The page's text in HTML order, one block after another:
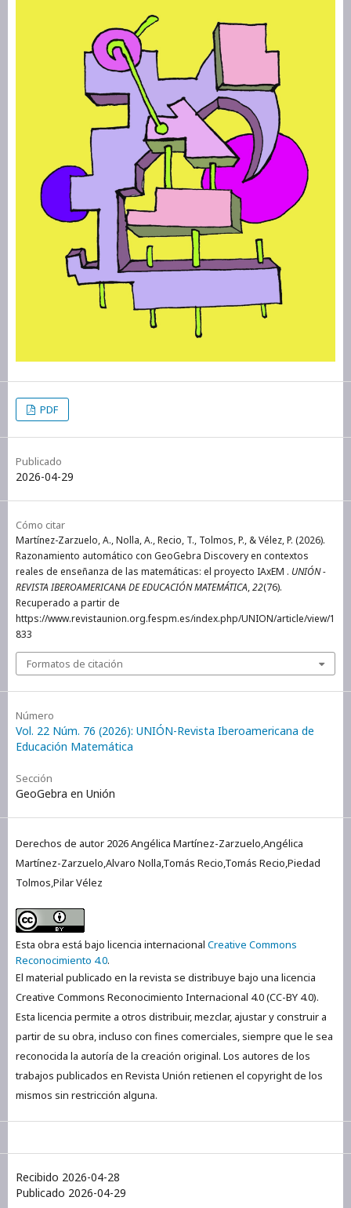
PDF
Publicado
2026-04-29
Cómo citar
Martínez-Zarzuelo, A., Nolla, A., Recio, T., Tolmos, P., & Vélez, P. (2026).
Razonamiento automático con GeoGebra Discovery en contextos
reales de enseñanza de las matemáticas: el proyecto IAxEM . UNIÓN -
REVISTA IBEROAMERICANA DE EDUCACIÓN MATEMÁTICA,22(76).
Recuperado a partir de
https://www.revistaunion.org.fespm.es/index.php/UNION/article/view/1
833
Formatos de citación
Número
Vol. 22 Núm. 76 (2026): UNIÓN-Revista Iberoamericana de
Educación Matemática
Sección
GeoGebra en Unión
Derechos de autor 2026 Angélica Martínez-Zarzuelo,Angélica
Martínez-Zarzuelo,Alvaro Nolla,Tomás Recio,Tomás Recio,Piedad
Tolmos,Pilar Vélez
Esta obra está bajo licencia internacional Creative Commons
Reconocimiento 4.0.
El material publicado en la revista se distribuye bajo una licencia
Creative Commons Reconocimiento Internacional 4.0 (CC-BY 4.0).
Esta licencia permite a otros distribuir, mezclar, ajustar y construir a
partir de su obra, incluso con fines comerciales, siempre que le sea
reconocida la autoría de la creación original. Los autores de los
trabajos publicados en Revista Unión retienen el copyright de los
mismos sin restricción alguna.
Recibido 2026-04-28
Publicado 2026-04-29